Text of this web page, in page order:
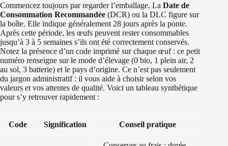
Commencez toujours par regarder l’emballage. La Date de
Consommation Recommandée (DCR) ou la DLC figure sur
la boîte. Elle indique généralement 28 jours après la ponte.
Après cette période, les œufs peuvent rester consommables
jusqu’à 3 à 5 semaines s’ils ont été correctement conservés.
Notez la présence d’un code imprimé sur chaque œuf : ce petit
numéro renseigne sur le mode d’élevage (0 bio, 1 plein air, 2
au sol, 3 batterie) et le pays d’origine. Ce n’est pas seulement
du jargon administratif : il vous aide à choisir selon vos
valeurs et vos attentes de qualité. Voici un tableau synthétique
pour s’y retrouver rapidement :
Code Signification Conseil pratique